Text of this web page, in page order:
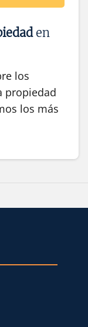
en
los
propiedad
los más